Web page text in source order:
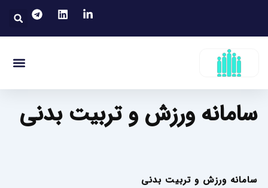
محتوا
منو
سامانه ورزش و تربیت بدنی
سامانه ورزش و تربیت بدنی